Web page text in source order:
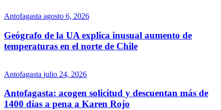
Antofagasta agosto 6, 2026
Geógrafo de la UA explica inusual aumento de
temperaturas en el norte de Chile
Antofagasta julio 24, 2026
Antofagasta: acogen solicitud y descuentan más de
1400 días a pena a Karen Rojo